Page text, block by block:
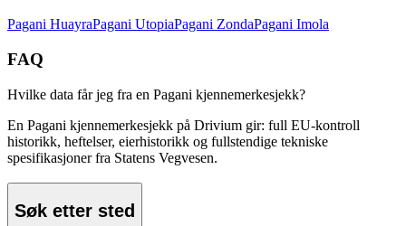
Pagani HuayraPagani UtopiaPagani ZondaPagani Imola
FAQ
Hvilke data får jeg fra en Pagani kjennemerkesjekk?
En Pagani kjennemerkesjekk på Drivium gir: full EU-kontroll
historikk, heftelser, eierhistorikk og fullstendige tekniske
spesifikasjoner fra Statens Vegvesen.
Søk etter sted